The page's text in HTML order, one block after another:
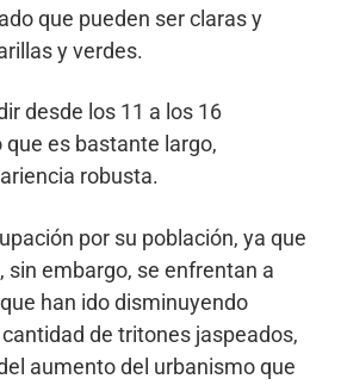
que pueden ser claras y
y verdes.
desde los 11 a los 16
es bastante largo,
robusta.
por su población, ya que
sin embargo, se enfrentan a
han ido disminuyendo
de tritones jaspeados,
aumento del urbanismo que